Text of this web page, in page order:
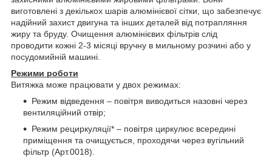
виготовлені з декількох шарів алюмінієвої сітки, що забезпечує
надійний захист двигуна та інших деталей від потрапляння
жиру та бруду. Очищення алюмінієвих фільтрів слід
проводити кожні 2-3 місяці вручну в мильному розчині або у
посудомийній машині.
Режими роботи
Витяжка може працювати у двох режимах:
Режим відведення – повітря виводиться назовні через
вентиляційний отвір;
Режим рециркуляції* – повітря циркулює всередині
приміщення та очищується, проходячи через вугільний
фільтр (Арт.0018).